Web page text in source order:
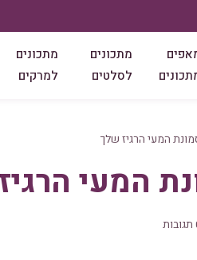
מתכונים
לסלטים
מתכונים
למרקים
המעי הרגיז שלך
המעי